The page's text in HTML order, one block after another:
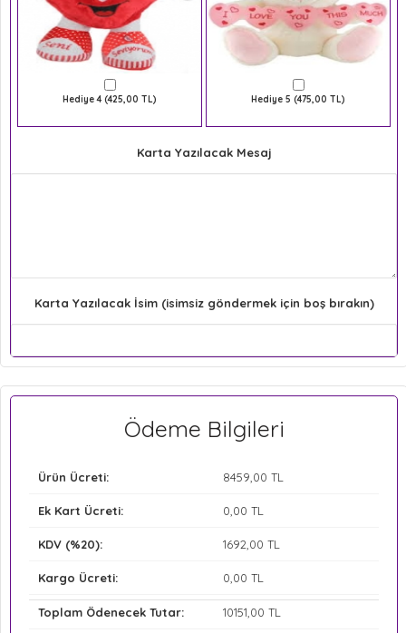
Hediye 4 (425,00 TL) Hediye 5 (475,00 TL)
Karta Yazılacak Mesaj
Karta Yazılacak İsim (isimsiz göndermek için boş bırakın)
Ödeme Bilgileri
Ürün Ücreti: 8459 ,00 TL
Ek Kart Ücreti: 0 ,00 TL
KDV (%20): 1692 ,00 TL
Kargo Ücreti: 0 ,00 TL
Toplam Ödenecek Tutar: 10151 ,00 TL